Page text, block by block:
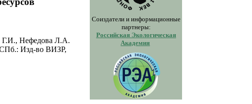
Соиздатели и информационные
партнеры:
Российская Экологическая
Академия
Г.И., Нефедова Л.А.
Изд-во ВИЗР,